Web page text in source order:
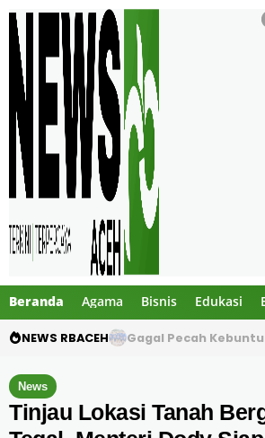
Beranda Agama Bisnis Edukasi
NEWS RBACEH SDN 3 Banda Sakti
News
Tinjau Lokasi Tanah